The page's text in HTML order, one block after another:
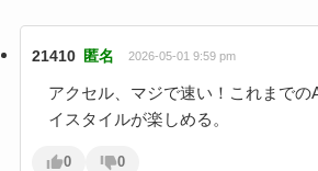
21410 匿名 2026-05-01 9:59 pm
アクセル、マジで速い！これまでの
イスタイルが楽しめる。
0 0